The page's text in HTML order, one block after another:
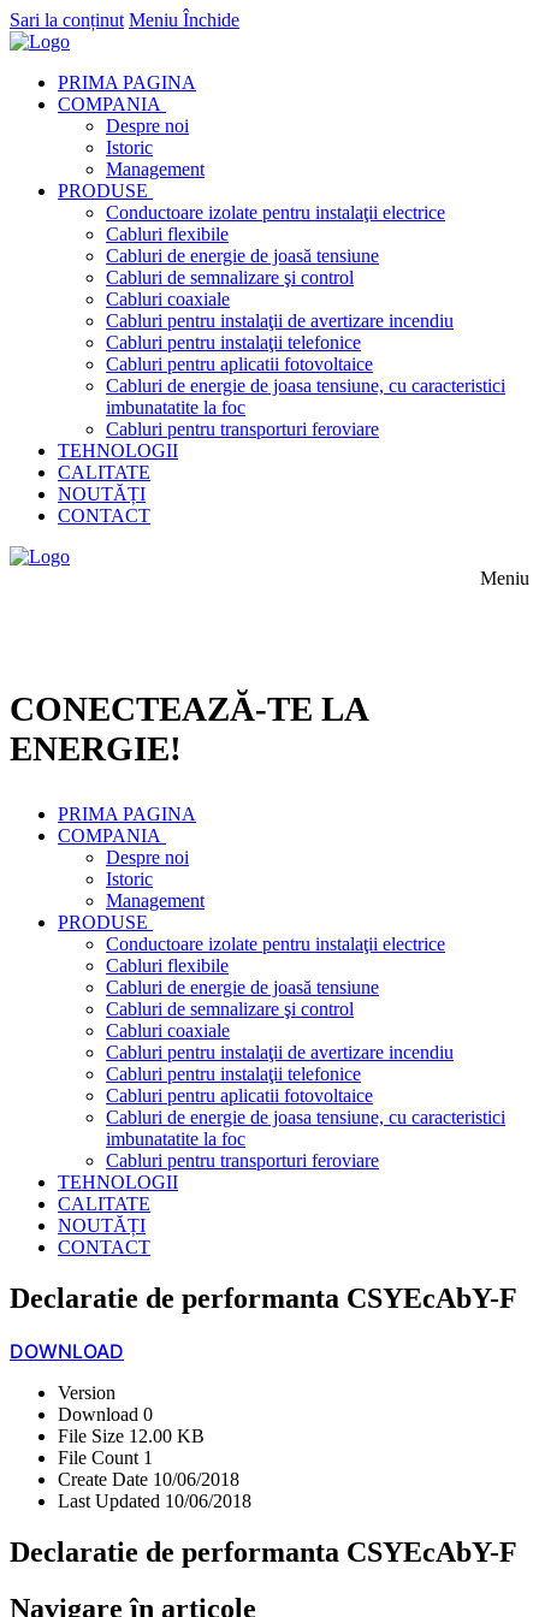
Sari la conținut Meniu Închide
PRIMA PAGINA
COMPANIA
Despre noi
Istoric
Management
PRODUSE
Conductoare izolate pentru instalaţii electrice
Cabluri flexibile
Cabluri de energie de joasă tensiune
Cabluri de semnalizare şi control
Cabluri coaxiale
Cabluri pentru instalaţii de avertizare incendiu
Cabluri pentru instalaţii telefonice
Cabluri pentru aplicatii fotovoltaice
Cabluri de energie de joasa tensiune, cu caracteristici
imbunatatite la foc
Cabluri pentru transporturi feroviare
TEHNOLOGII
CALITATE
NOUTĂȚI
CONTACT
Meniu
CONECTEAZĂ-TE LA
ENERGIE!
PRIMA PAGINA
COMPANIA
Despre noi
Istoric
Management
PRODUSE
Conductoare izolate pentru instalaţii electrice
Cabluri flexibile
Cabluri de energie de joasă tensiune
Cabluri de semnalizare şi control
Cabluri coaxiale
Cabluri pentru instalaţii de avertizare incendiu
Cabluri pentru instalaţii telefonice
Cabluri pentru aplicatii fotovoltaice
Cabluri de energie de joasa tensiune, cu caracteristici
imbunatatite la foc
Cabluri pentru transporturi feroviare
TEHNOLOGII
CALITATE
NOUTĂȚI
CONTACT
Declaratie de performanta CSYEcAbY-F
DOWNLOAD
Version
Download 0
File Size 12.00 KB
File Count 1
Create Date 10/06/2018
Last Updated 10/06/2018
Declaratie de performanta CSYEcAbY-F
Navigare în articole